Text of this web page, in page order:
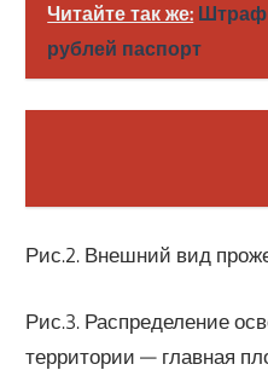
Читайте так же: Штраф
рублей паспорт
Рис.2. Внешний вид
Рис.3. Распределение
территории — главная